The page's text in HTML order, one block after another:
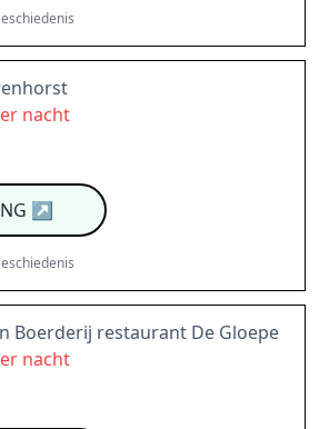
nacht
↗
Boerderij restaurant De Gloepe
nacht